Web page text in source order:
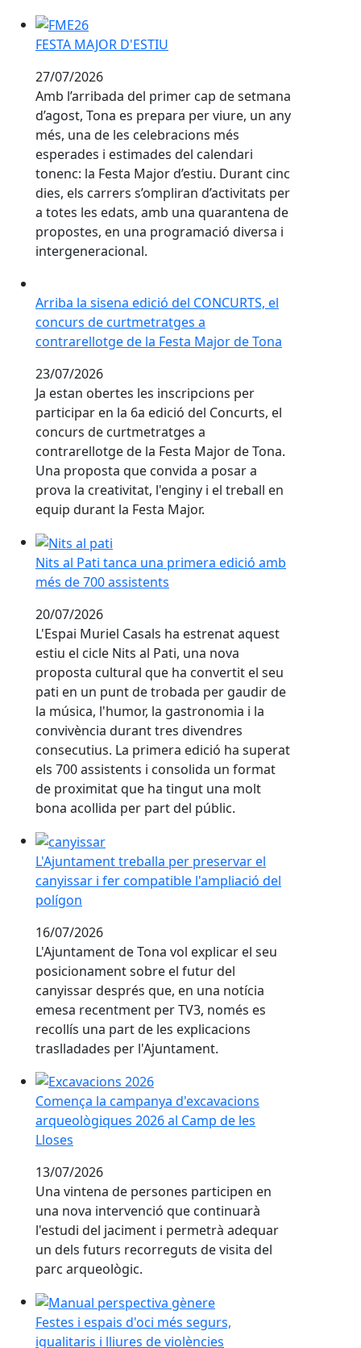
FESTA MAJOR D'ESTIU
27/07/2026
Amb l’arribada del primer cap de setmana
d’agost, Tona es prepara per viure, un any
més, una de les celebracions més
esperades i estimades del calendari
tonenc: la Festa Major d’estiu. Durant cinc
dies, els carrers s’ompliran d’activitats per
a totes les edats, amb una quarantena de
propostes, en una programació diversa i
Arriba la sisena edició del CONCURTS, el concurs
Arriba la sisena edició del CONCURTS, el
concurs de curtmetratges a
23/07/2026
Ja estan obertes les inscripcions per
participar en la 6a edició del Concurts, el
concurs de curtmetratges a
contrarellotge de la Festa Major de Tona.
Una proposta que convida a posar a
prova la creativitat, l'enginy i el treball en
Nits al Pati tanca una primera edició amb més de
Nits al Pati tanca una primera edició amb
20/07/2026
L'Espai Muriel Casals ha estrenat aquest
estiu el cicle Nits al Pati, una nova
proposta cultural que ha convertit el seu
pati en un punt de trobada per gaudir de
la música, l'humor, la gastronomia i la
convivència durant tres divendres
consecutius. La primera edició ha superat
els 700 assistents i consolida un format
de proximitat que ha tingut una molt
L'Ajuntament treballa per preservar el canyissar i
L'Ajuntament treballa per preservar el
canyissar i fer compatible l'ampliació del
16/07/2026
L'Ajuntament de Tona vol explicar el seu
posicionament sobre el futur del
canyissar després que, en una notícia
emesa recentment per TV3, només es
recollís una part de les explicacions
Comença la campanya d'excavacions
Comença la campanya d'excavacions
arqueològiques 2026 al Camp de les
13/07/2026
Una vintena de persones participen en
una nova intervenció que continuarà
l'estudi del jaciment i permetrà adequar
un dels futurs recorreguts de visita del
Festes i espais d'oci més segurs, igualitaris i lliures
Festes i espais d'oci més segurs,